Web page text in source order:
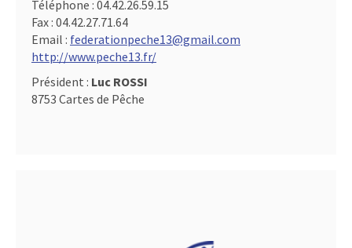
Téléphone : 04.42.26.59.15
Fax : 04.42.27.71.64
Email : federationpeche13@gmail.com
http://www.peche13.fr/
Président : Luc ROSSI
8753 Cartes de Pêche